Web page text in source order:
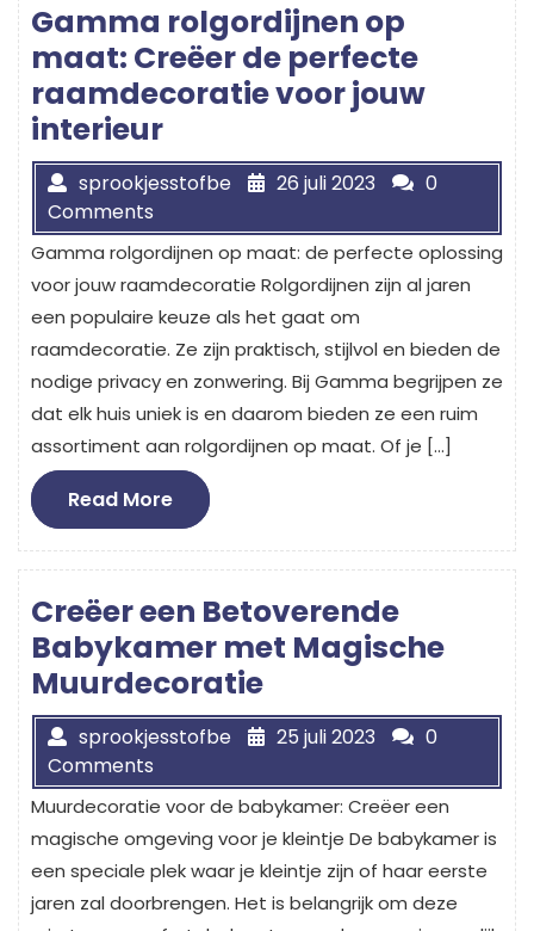
Gamma rolgordijnen op
maat: Creëer de perfecte
raamdecoratie voor jouw
interieur
sprookjesstofbe 26 juli 2023
0
Comments
Gamma rolgordijnen op maat: de perfecte oplossing
voor jouw raamdecoratie Rolgordijnen zijn al jaren
een populaire keuze als het gaat om
raamdecoratie. Ze zijn praktisch, stijlvol en bieden de
nodige privacy en zonwering. Bij Gamma begrijpen ze
dat elk huis uniek is en daarom bieden ze een ruim
assortiment aan rolgordijnen op maat. Of je […]
Read MoreRead
More
Creëer een Betoverende
Babykamer met Magische
Muurdecoratie
sprookjesstofbe 25 juli 2023
0
Comments
Muurdecoratie voor de babykamer: Creëer een
magische omgeving voor je kleintje De babykamer is
een speciale plek waar je kleintje zijn of haar eerste
jaren zal doorbrengen. Het is belangrijk om deze